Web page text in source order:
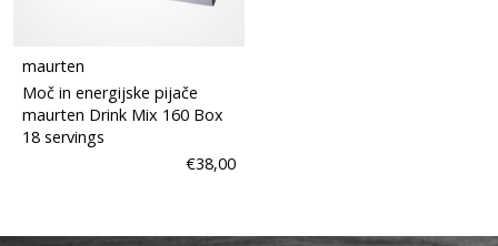
maurten
Moč in energijske pijače
maurten Drink Mix 160 Box
18 servings
€38,00